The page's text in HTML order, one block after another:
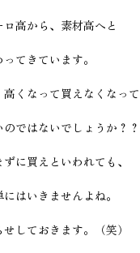
高から、素材高へと
てきています。
くなって買えなくなって
ではないでしょうか？
に買えといわれても、
はいきませんよね。
しておきます。（笑）